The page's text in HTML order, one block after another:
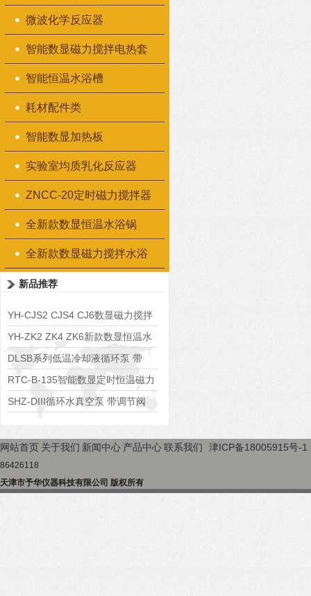
微波化学反应器
智能数显磁力搅拌电热套
智能恒温水浴槽
耗材配件类
智能数显加热板
实验室均质乳化反应器
ZNCC-20定时磁力搅拌器
全新款数显恒温水浴锅
全新款数显磁力搅拌水浴
锅
新品推荐
YH-CJS2 CJS4 CJ6数显磁力搅拌
水浴锅
YH-ZK2 ZK4 ZK6新款数显恒温水
浴锅
DLSB系列低温冷却液循环泵 带
S485通讯端口
RTC-B-135智能数显定时恒温磁力
搅拌器
SHZ-DIII循环水真空泵 带调节阀
网站首页 关于我们 新闻中心 产品中心联系我们 津ICP备18005915号-1
86426118
天津市予华仪器科技有限公司 版权所有